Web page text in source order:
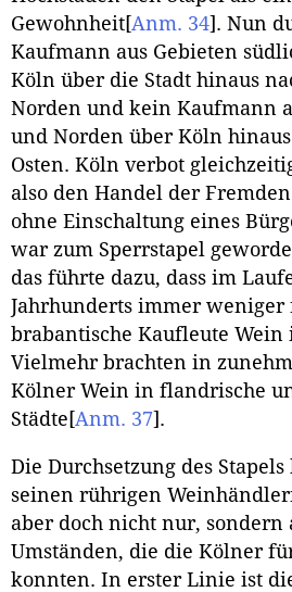
Gewohnheit[Anm. 34] . Nun
Kaufmann aus Gebieten
Köln über die Stadt hinaus
Norden und kein Kaufmann
und Norden über Köln
Osten. Köln verbot
also den Handel der
ohne Einschaltung eines
war zum Sperrstapel
das führte dazu, dass im
Jahrhunderts immer
brabantische Kaufleute
Vielmehr brachten in
Kölner Wein in flandrische
Städte [Anm. 37] .
Die Durchsetzung des
seinen rührigen
aber doch nicht nur, sondern
Umständen, die die Kölner
konnten. In erster Linie ist